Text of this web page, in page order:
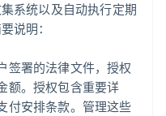
系统以及自动执行定期
说明：
签署的法律文件，授权
额。授权包含重要详
付安排条款。管理这些